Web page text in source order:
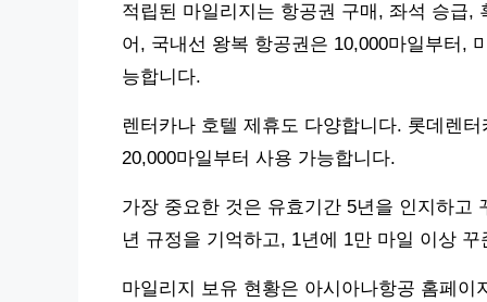
적립된 마일리지는 항공권 구매, 좌석 승급,
어, 국내선 왕복 항공권은 10,000마일부터,
능합니다.
렌터카나 호텔 제휴도 다양합니다. 롯데렌
20,000마일부터 사용 가능합니다.
가장 중요한 것은 유효기간 5년을 인지하고
년 규정을 기억하고, 1년에 1만 마일 이상
마일리지 보유 현황은 아시아나항공 홈페